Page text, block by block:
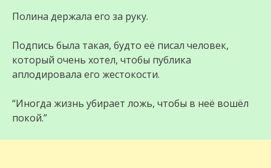
Полина держала его за руку.
Подпись была такая, будто её писал человек,
который очень хотел, чтобы публика
аплодировала его жестокости.
“Иногда жизнь убирает ложь, чтобы в неё вошёл
покой.”